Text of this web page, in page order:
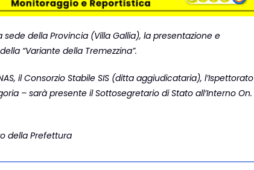
sede della Provincia (Villa Gallia), la presentazione e
“Variante della Tremezzina”.
il Consorzio Stabile SIS (ditta aggiudicataria), l’Ispettorato
– sarà presente il Sottosegretario di Stato all’Interno On.
della Prefettura